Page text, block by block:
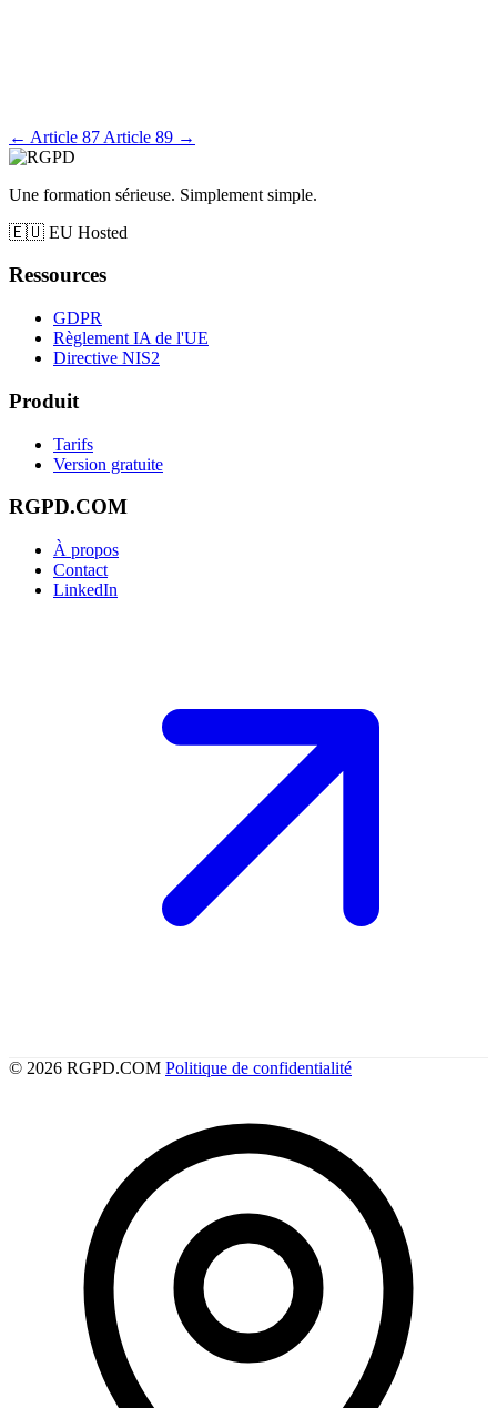
← Article 87 Article 89 →
Une formation sérieuse. Simplement simple.
🇪🇺 EU Hosted
Ressources
GDPR
Règlement IA de l'UE
Directive NIS2
Produit
Tarifs
Version gratuite
RGPD.COM
À propos
Contact
LinkedIn
© 2026 RGPD.COM Politique de confidentialité